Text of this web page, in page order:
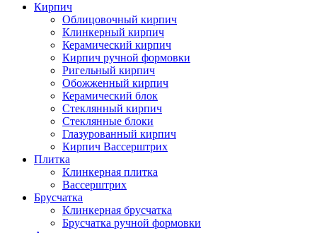
Кирпич
Облицовочный кирпич
Клинкерный кирпич
Керамический кирпич
Кирпич ручной формовки
Ригельный кирпич
Обожженный кирпич
Керамический блок
Стеклянный кирпич
Стеклянные блоки
Глазурованный кирпич
Кирпич Вассерштрих
Плитка
Клинкерная плитка
Вассерштрих
Брусчатка
Клинкерная брусчатка
Брусчатка ручной формовки